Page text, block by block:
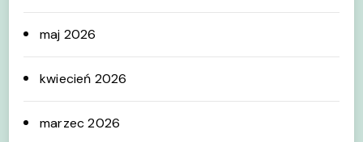
maj 2026
kwiecień 2026
marzec 2026